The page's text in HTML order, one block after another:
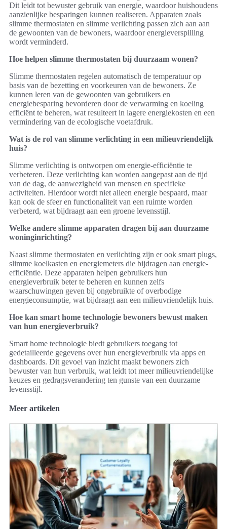
Dit leidt tot bewuster gebruik van energie, waardoor huishoudens
aanzienlijke besparingen kunnen realiseren. Apparaten zoals
slimme thermostaten en slimme verlichting passen zich aan aan
de gewoonten van de bewoners, waardoor energieverspilling
wordt verminderd.
Hoe helpen slimme thermostaten bij duurzaam wonen?
Slimme thermostaten regelen automatisch de temperatuur op
basis van de bezetting en voorkeuren van de bewoners. Ze
kunnen leren van de gewoonten van gebruikers en
energiebesparing bevorderen door de verwarming en koeling
efficiënt te beheren, wat resulteert in lagere energiekosten en een
vermindering van de ecologische voetafdruk.
Wat is de rol van slimme verlichting in een milieuvriendelijk
huis?
Slimme verlichting is ontworpen om energie-efficiëntie te
verbeteren. Deze verlichting kan worden aangepast aan de tijd
van de dag, de aanwezigheid van mensen en specifieke
activiteiten. Hierdoor wordt niet alleen energie bespaard, maar
kan ook de sfeer en functionaliteit van een ruimte worden
verbeterd, wat bijdraagt aan een groene levensstijl.
Welke andere slimme apparaten dragen bij aan duurzame
woninginrichting?
Naast slimme thermostaten en verlichting zijn er ook smart plugs,
slimme koelkasten en energiemeters die bijdragen aan energie-
efficiëntie. Deze apparaten helpen gebruikers hun
energieverbruik beter te beheren en kunnen zelfs
waarschuwingen geven bij ongebruikte of overbodige
energieconsumptie, wat bijdraagt aan een milieuvriendelijk huis.
Hoe kan smart home technologie bewoners bewust maken
van hun energieverbruik?
Smart home technologie biedt gebruikers toegang tot
gedetailleerde gegevens over hun energieverbruik via apps en
dashboards. Dit gevoel van inzicht maakt bewoners zich
bewuster van hun verbruik, wat leidt tot meer milieuvriendelijke
keuzes en gedragsverandering ten gunste van een duurzame
levensstijl.
Meer artikelen